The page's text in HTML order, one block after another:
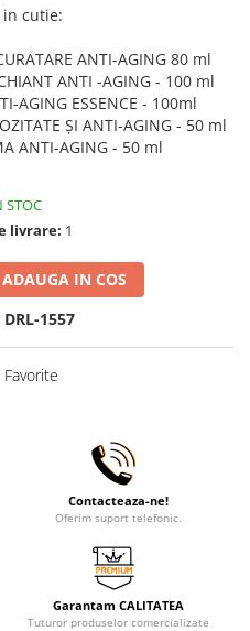
in cutie:
ANTI-AGING 80 ml
ANTI -AGING - 100 ml
AGING ESSENCE - 100ml
ȘI ANTI-AGING - 50 ml
ANTI-AGING - 50 ml
STOC
livrare: 1
ADAUGA IN COS
DRL-1557
Favorite
Contacteaza-ne!
Oferim suport telefonic.
Garantam CALITATEA
Tuturor produselor comercializate